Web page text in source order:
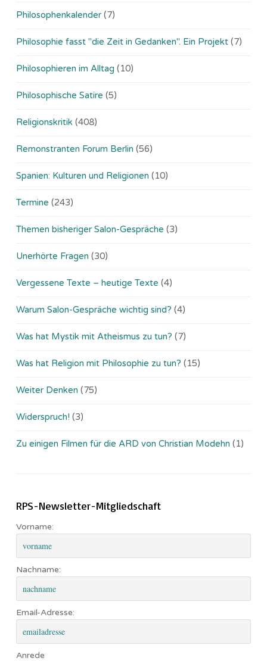
Philosophenkalender (7)
Philosophie fasst "die Zeit in Gedanken". Ein Projekt (7)
Philosophieren im Alltag (10)
Philosophische Satire (5)
Religionskritik (408)
Remonstranten Forum Berlin (56)
Spanien: Kulturen und Religionen (10)
Termine (243)
Themen bisheriger Salon-Gespräche (3)
Unerhörte Fragen (30)
Vergessene Texte – heutige Texte (4)
Warum Salon-Gespräche wichtig sind? (4)
Was hat Mystik mit Atheismus zu tun? (7)
Was hat Religion mit Philosophie zu tun? (15)
Weiter Denken (75)
Widerspruch! (3)
Zu einigen Filmen für die ARD von Christian Modehn (1)
RPS-Newsletter-Mitgliedschaft
Vorname:
Nachname:
Email-Adresse:
Anrede